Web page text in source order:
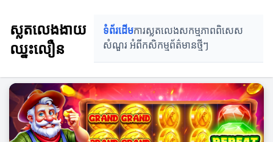
ស្លតលេងងាយ
ឈ្នះលឿន
ទំព័រដើមការស្លតលេងសកម្មភាពពិសេស
សំណួរ អំពីកសិកម្មព័ត៌មានថ្មីៗ